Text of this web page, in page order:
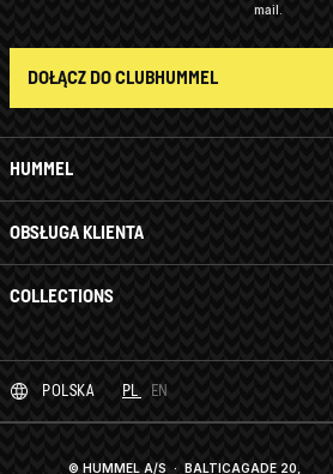
HUMMEL
OBSŁUGA KLIENTA
COLLECTIONS
mail.
DOŁĄCZ DO CLUBHUMMEL
POLSKA PL EN
© HUMMEL A/S · BALTICAGADE 20,